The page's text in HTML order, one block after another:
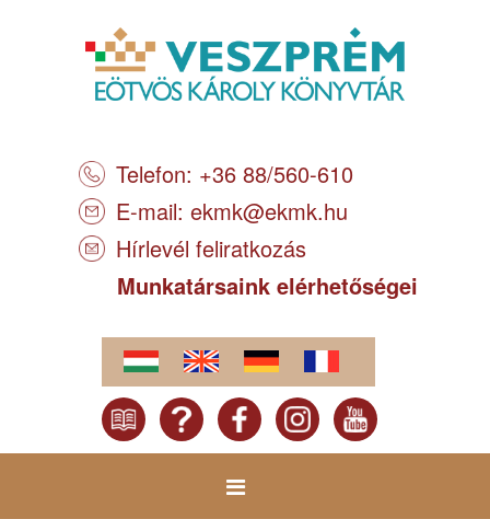
Telefon: +36 88/560-610
E-mail: ekmk@ekmk.hu
Hírlevél feliratkozás
Munkatársaink elérhetőségei